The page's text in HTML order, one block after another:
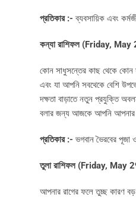
প্রতিকার :-ব্যবসায়িক এবং
কন্যা রাশিফল (Friday,
কোন সাধুসন্তের কাছ থেকে কোন
এবং যা আপনি সবথেকে বেশি
দক্ষতা বাড়াতে নতুন প্রযুক্তি
বলার জন্য আজকে আপনি আপনার
প্রতিকার :- ভগবান ভৈরবের
তুলা রাশিফল (Friday, May
আপনার রাগের ফলে তুচ্ছ কারণ বড়